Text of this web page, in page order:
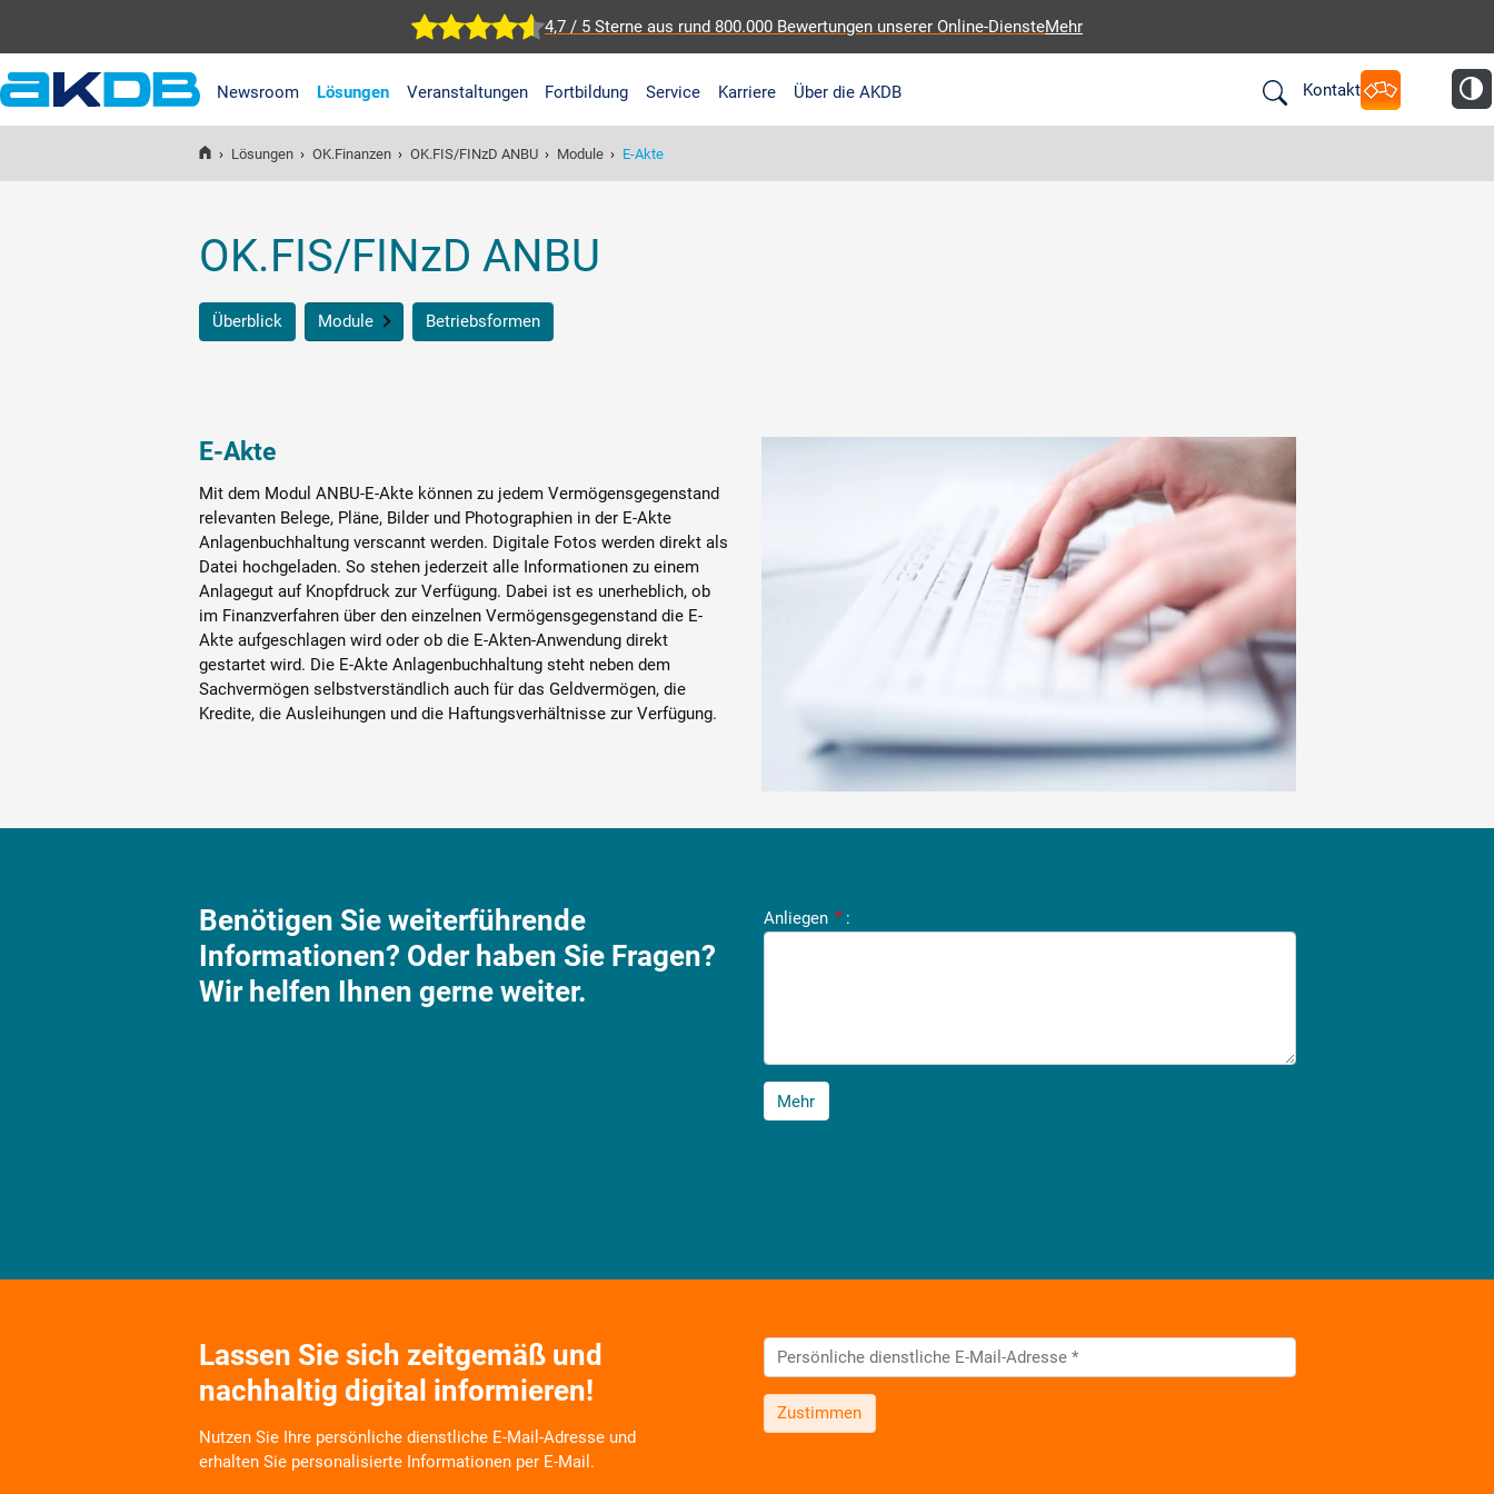
4,7 / 5 Sterne aus rund 800.000 Bewertungen unserer Online-DiensteMehr
Newsroom Lösungen Veranstaltungen Fortbildung Service Karriere Über die AKDB Kontakt
› Lösungen › OK.Finanzen › OK.FIS/FINzD ANBU › Module › E-Akte
OK.FIS/FINzD ANBU
Überblick Module Betriebsformen
E-Akte
Mit dem Modul ANBU-E-Akte können zu jedem Vermögensgegenstand
relevanten Belege, Pläne, Bilder und Photographien in der E-Akte
Anlagenbuchhaltung verscannt werden. Digitale Fotos werden direkt als
Datei hochgeladen. So stehen jederzeit alle Informationen zu einem
Anlagegut auf Knopfdruck zur Verfügung. Dabei ist es unerheblich, ob
im Finanzverfahren über den einzelnen Vermögensgegenstand die E-
Akte aufgeschlagen wird oder ob die E-Akten-Anwendung direkt
gestartet wird. Die E-Akte Anlagenbuchhaltung steht neben dem
Sachvermögen selbstverständlich auch für das Geldvermögen, die
Kredite, die Ausleihungen und die Haftungsverhältnisse zur Verfügung.
Benötigen Sie weiterführende
Informationen? Oder haben Sie Fragen?
Wir helfen Ihnen gerne weiter.
Anliegen *:
Mehr
Lassen Sie sich zeitgemäß und
nachhaltig digital informieren!
Nutzen Sie Ihre persönliche dienstliche E-Mail-Adresse und
erhalten Sie personalisierte Informationen per E-Mail.
Zustimmen